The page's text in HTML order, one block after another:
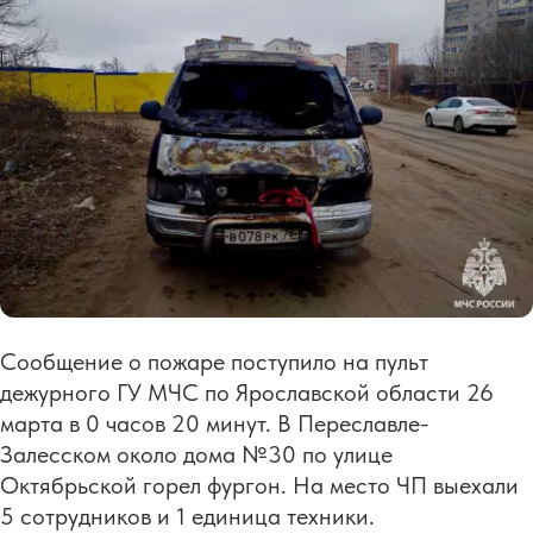
Сообщение о пожаре поступило на пульт
дежурного ГУ МЧС по Ярославской области 26
марта в 0 часов 20 минут. В Переславле-
Залесском около дома №30 по улице
Октябрьской горел фургон. На место ЧП выехали
5 сотрудников и 1 единица техники.